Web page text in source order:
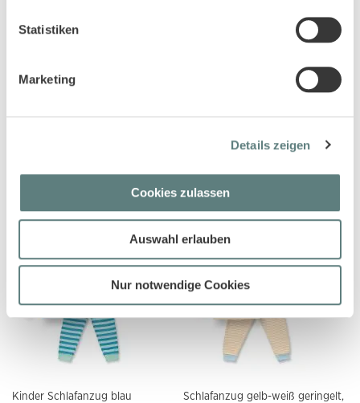
Statistiken
Marketing
Details zeigen
Cookies zulassen
Auswahl erlauben
Nur notwendige Cookies
Kurzer Mädchenschlafanzug in
Kinder Schlafanzug blau
Schlafanzug gelb-weiß geringelt,